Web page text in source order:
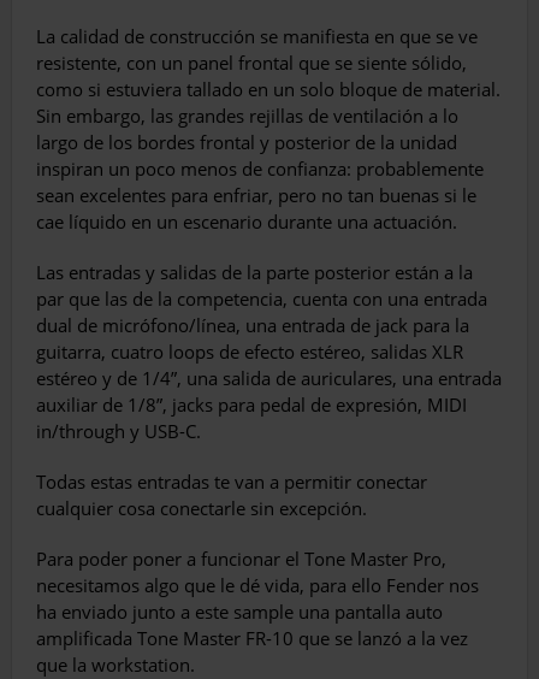
La calidad de construcción se manifiesta en que se ve
resistente, con un panel frontal que se siente sólido,
como si estuviera tallado en un solo bloque de material.
Sin embargo, las grandes rejillas de ventilación a lo
largo de los bordes frontal y posterior de la unidad
inspiran un poco menos de confianza: probablemente
sean excelentes para enfriar, pero no tan buenas si le
cae líquido en un escenario durante una actuación.
Las entradas y salidas de la parte posterior están a la
par que las de la competencia, cuenta con una entrada
dual de micrófono/línea, una entrada de jack para la
guitarra, cuatro loops de efecto estéreo, salidas XLR
estéreo y de 1/4”, una salida de auriculares, una entrada
auxiliar de 1/8”, jacks para pedal de expresión, MIDI
in/through y USB-C.
Todas estas entradas te van a permitir conectar
cualquier cosa conectarle sin excepción.
Para poder poner a funcionar el Tone Master Pro,
necesitamos algo que le dé vida, para ello Fender nos
ha enviado junto a este sample una pantalla auto
amplificada Tone Master FR-10 que se lanzó a la vez
que la workstation.